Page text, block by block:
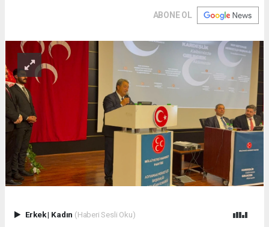
ABONE OL
Erkek| Kadın (Haberi Sesli Oku)